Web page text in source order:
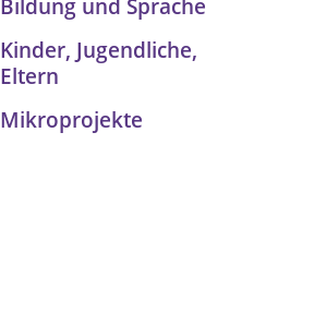
29. März 2024
Bildung und Sprache
Kinder, Jugendliche,
Eltern
Mikroprojekte